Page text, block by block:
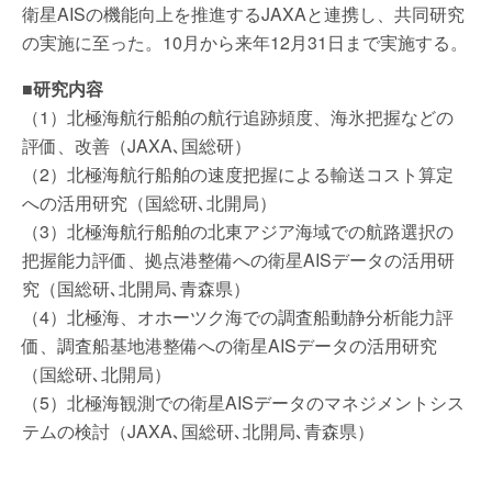
衛星AISの機能向上を推進するJAXAと連携し、共同研究
の実施に至った。10月から来年12月31日まで実施する。
■研究内容
（1）北極海航行船舶の航行追跡頻度、海氷把握などの
評価、改善（JAXA､国総研）
（2）北極海航行船舶の速度把握による輸送コスト算定
への活用研究（国総研､北開局）
（3）北極海航行船舶の北東アジア海域での航路選択の
把握能力評価、拠点港整備への衛星AISデータの活用研
究（国総研､北開局､青森県）
（4）北極海、オホーツク海での調査船動静分析能力評
価、調査船基地港整備への衛星AISデータの活用研究
（国総研､北開局）
（5）北極海観測での衛星AISデータのマネジメントシス
テムの検討（JAXA､国総研､北開局､青森県）